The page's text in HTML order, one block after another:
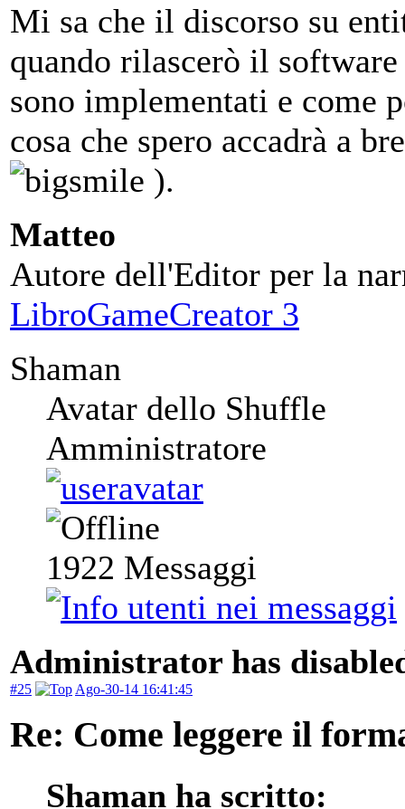
Mi sa che il discorso su
quando rilascerò il
sono implementati e come
cosa che spero accadrà a
).
Matteo
Autore dell'Editor per la
LibroGameCreator 3
Shaman
Avatar dello Shuffle
Amministratore
1922 Messaggi
Administrator has
#25 Ago-30-14 16:41:45
Re: Come leggere il
Shaman ha scritto: